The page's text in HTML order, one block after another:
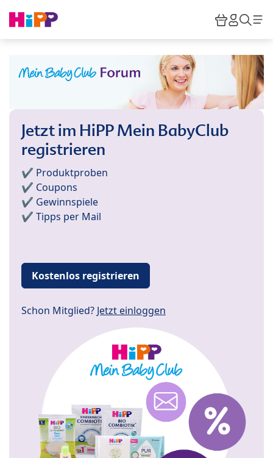
HiPP
Jetzt im HiPP Mein BabyClub
registrieren
✔️ Produktproben
✔️ Coupons
✔️ Gewinnspiele
✔️ Tipps per Mail
Kostenlos registrieren
Schon Mitglied? Jetzt einloggen